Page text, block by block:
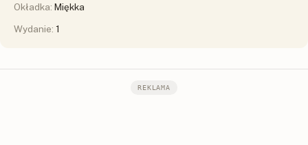
Okładka: Miękka
Wydanie: 1
REKLAMA